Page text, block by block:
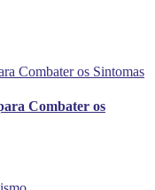
Combater os